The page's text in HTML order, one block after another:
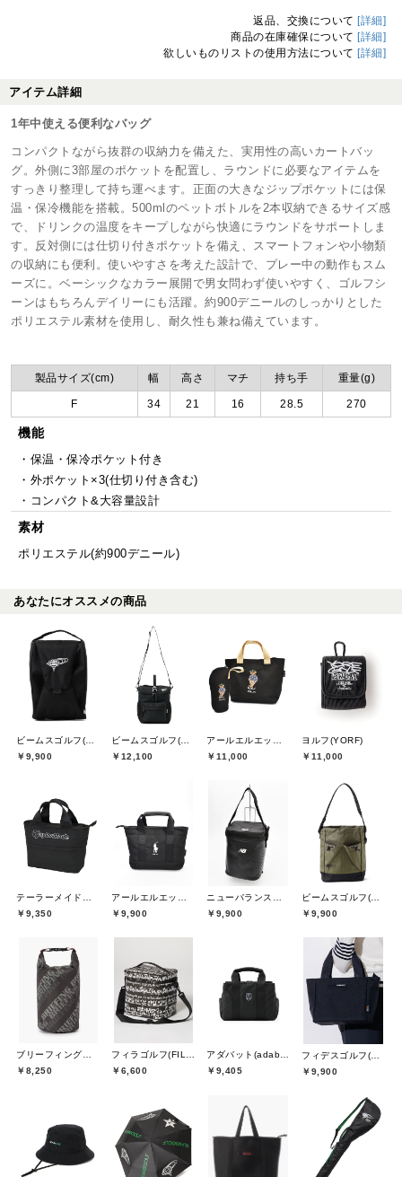
返品、交換について [詳細]
商品の在庫確保について [詳細]
欲しいものリストの使用方法について [詳細]
アイテム詳細
1年中使える便利なバッグ
コンパクトながら抜群の収納力を備えた、実用性の高いカートバッ
グ。外側に3部屋のポケットを配置し、ラウンドに必要なアイテムを
すっきり整理して持ち運べます。正面の大きなジップポケットには保
温・保冷機能を搭載。500mlのペットボトルを2本収納できるサイズ感
で、ドリンクの温度をキープしながら快適にラウンドをサポートしま
す。反対側には仕切り付きポケットを備え、スマートフォンや小物類
の収納にも便利。使いやすさを考えた設計で、プレー中の動作もスム
ーズに。ベーシックなカラー展開で男女問わず使いやすく、ゴルフシ
ーンはもちろんデイリーにも活躍。約900デニールのしっかりとした
ポリエステル素材を使用し、耐久性も兼ね備えています。
製品サイズ(cm) 幅 高さ マチ 持ち手 重量(g)
F 34 21 16 28.5 270
機能
・保温・保冷ポケット付き
・外ポケット×3(仕切り付き含む)
・コンパクト&大容量設計
素材
ポリエステル(約900デニール)
あなたにオススメの商品
￥9,900
￥12,100
￥11,000
ヨルフ(YORF)
￥11,000
￥9,350
￥9,900
￥9,900
￥9,900
￥8,250
￥6,600
￥9,405
￥9,900